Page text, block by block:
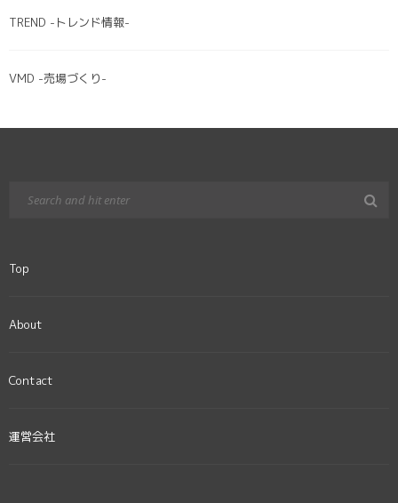
TREND -トレンド情報-
VMD -売場づくり-
Top
About
Contact
運営会社